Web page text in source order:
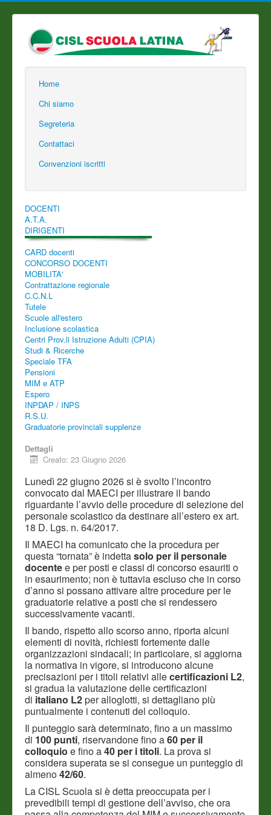
Home
Chi siamo
Segreteria
Contattaci
Convenzioni iscritti
DOCENTI
A.T.A.
DIRIGENTI
CARD docenti
CONCORSO DOCENTI
MOBILITA'
Contrattazione regionale
C.C.N.L
Tutele
Scuole all'estero
Inclusione scolastica
Centri Prov.li Istruzione Adulti (CPIA)
Studi & Ricerche
Speciale TFA
Pensioni
MIM e ATP
Espero
INPDAP / INPS
R.S.U.
Graduatorie provinciali supplenze
Dettagli
Creato: 23 Giugno 2026
Lunedì 22 giugno 2026 si è svolto l’incontro
convocato dal MAECI per illustrare il bando
riguardante l’avvio delle procedure di selezione del
personale scolastico da destinare all’estero ex art.
18 D. Lgs. n. 64/2017.
Il MAECI ha comunicato che la procedura per
questa “tornata” è indettasolo per il personale
docentee per posti e classi di concorso esauriti o
in esaurimento; non è tuttavia escluso che in corso
d’anno si possano attivare altre procedure per le
graduatorie relative a posti che si rendessero
successivamente vacanti.
Il bando, rispetto allo scorso anno, riporta alcuni
elementi di novità, richiesti fortemente dalle
organizzazioni sindacali; in particolare, si aggiorna
la normativa in vigore, si introducono alcune
precisazioni per i titoli relativi allecertificazioni L2,
si gradua la valutazione delle certificazioni
di italiano L2per alloglotti, si dettagliano più
puntualmente i contenuti del colloquio.
Il punteggio sarà determinato, fino a un massimo
di 100 punti, riservandone fino a60 per il
colloquio e fino a40 per i titoli. La prova si
considera superata se si consegue un punteggio di
almeno42/60.
La CISL Scuola si è detta preoccupata per i
prevedibili tempi di gestione dell’avviso, che ora